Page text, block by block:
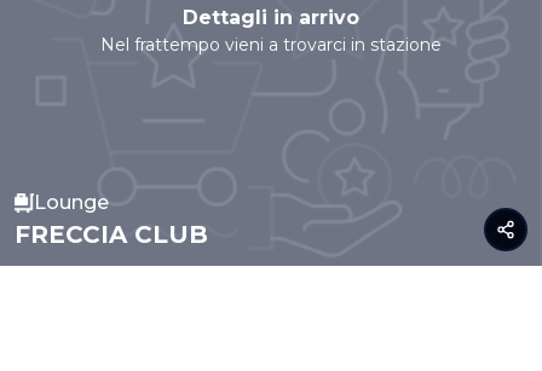
Dettagli in arrivo
Nel frattempo vieni a trovarci in stazione
Lounge
FRECCIA CLUB